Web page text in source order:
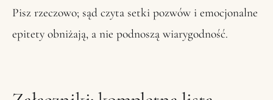
Pisz rzeczowo; sąd czyta setki pozwów i emocjonalne
epitety obniżają, a nie podnoszą wiarygodność.